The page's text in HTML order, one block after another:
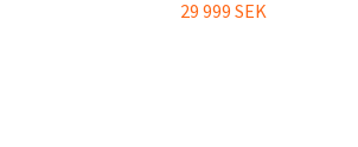
29 999 SEK